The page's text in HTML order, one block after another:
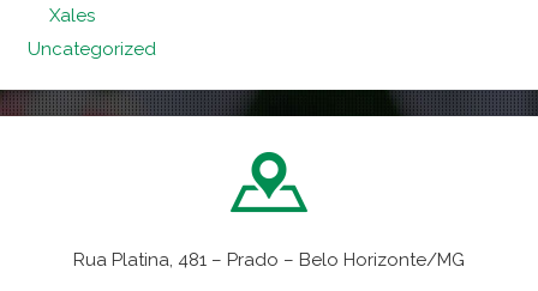
Xales
Uncategorized
Rua Platina, 481 – Prado – Belo Horizonte/MG